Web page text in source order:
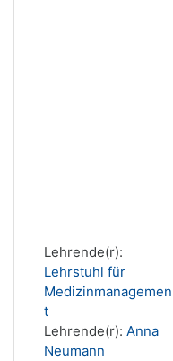
Lehrende(r):
Lehrstuhl für
Medizinmanagemen
t
Lehrende(r): Anna
Neumann